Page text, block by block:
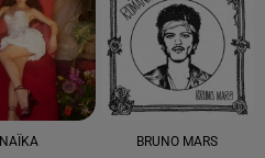
NAÏKA BRUNO MARS